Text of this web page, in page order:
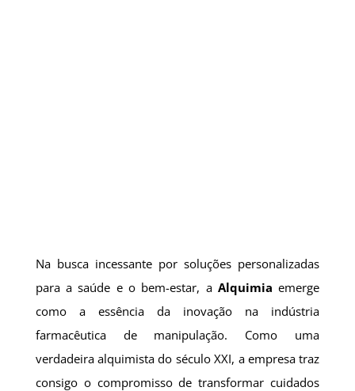
Na busca incessante por soluções personalizadas
para a saúde e o bem-estar, a Alquimia emerge
como a essência da inovação na indústria
farmacêutica de manipulação. Como uma
verdadeira alquimista do século XXI, a empresa traz
consigo o compromisso de transformar cuidados